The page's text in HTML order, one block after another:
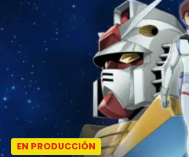
EN PRODUCCIÓN